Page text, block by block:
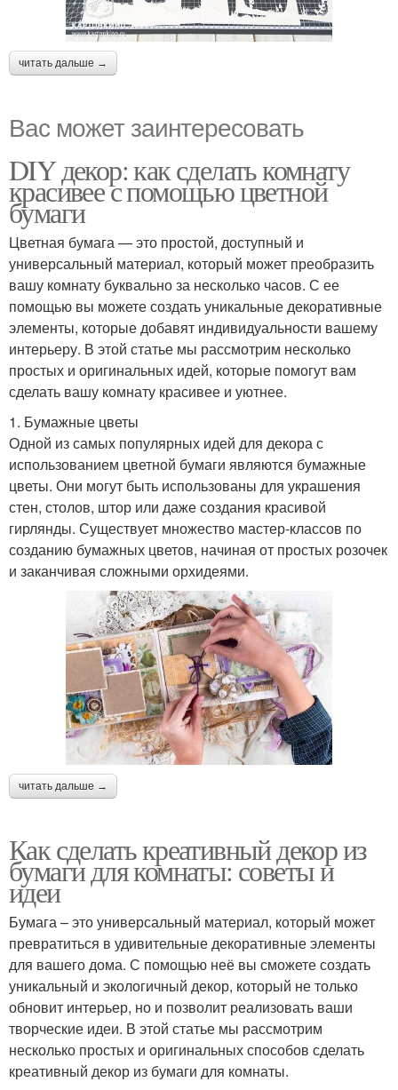
читать дальше →
Вас может заинтересовать
DIY декор: как сделать комнату
красивее с помощью цветной
бумаги
Цветная бумага — это простой, доступный и
универсальный материал, который может преобразить
вашу комнату буквально за несколько часов. С ее
помощью вы можете создать уникальные декоративные
элементы, которые добавят индивидуальности вашему
интерьеру. В этой статье мы рассмотрим несколько
простых и оригинальных идей, которые помогут вам
сделать вашу комнату красивее и уютнее.
1. Бумажные цветы
Одной из самых популярных идей для декора с
использованием цветной бумаги являются бумажные
цветы. Они могут быть использованы для украшения
стен, столов, штор или даже создания красивой
гирлянды. Существует множество мастер-классов по
созданию бумажных цветов, начиная от простых розочек
и заканчивая сложными орхидеями.
читать дальше →
Как сделать креативный декор из
бумаги для комнаты: советы и
идеи
Бумага – это универсальный материал, который может
превратиться в удивительные декоративные элементы
для вашего дома. С помощью неё вы сможете создать
уникальный и экологичный декор, который не только
обновит интерьер, но и позволит реализовать ваши
творческие идеи. В этой статье мы рассмотрим
несколько простых и оригинальных способов сделать
креативный декор из бумаги для комнаты.